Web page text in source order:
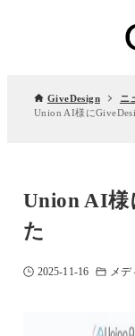
GiveDesign ニ
Union AI様に
Union AI様
た
2025-11-16 メデ